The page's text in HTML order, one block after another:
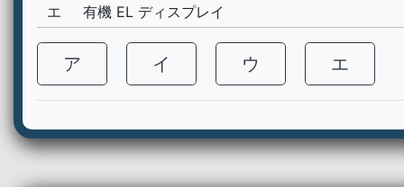
エ
有機 EL ディスプレイ
ア イ ウ エ